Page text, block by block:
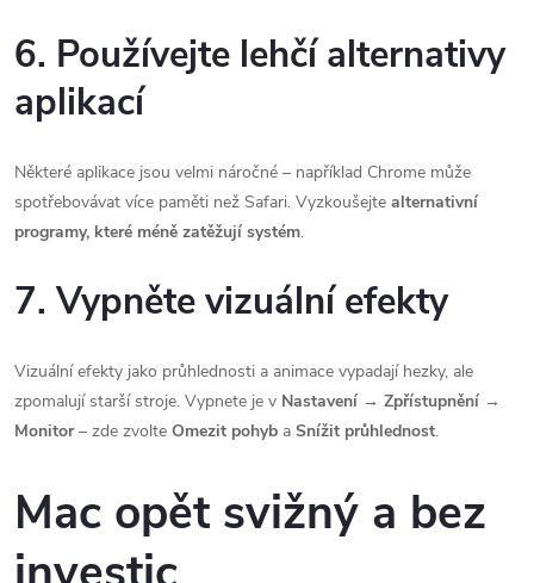
6. Používejte lehčí alternativy
aplikací
Některé aplikace jsou velmi náročné – například Chrome může
spotřebovávat více paměti než Safari. Vyzkoušejte alternativní
programy, které méně zatěžují systém.
7. Vypněte vizuální efekty
Vizuální efekty jako průhlednosti a animace vypadají hezky, ale
zpomalují starší stroje. Vypnete je v Nastavení → Zpřístupnění →
Monitor– zde zvolte Omezit pohyb a Snížit průhlednost.
Mac opět svižný a bez